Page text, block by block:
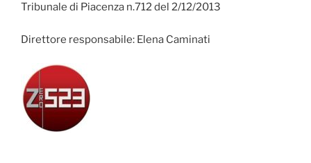
Tribunale di Piacenza n.712 del 2/12/2013
Direttore responsabile: Elena Caminati